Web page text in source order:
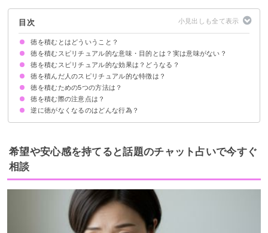
目次
徳を積むとはどういうこと？
陰徳：人知れず行う善行
陽徳：人に感謝・認知される善行
徳を積むスピリチュアル的な意味・目的とは？実は意味がない？
①カルマの解消
②自分の心の満足を目指す
③徳が切れないようにする
④本当の幸せを手に入れる
徳を積むスピリチュアル的な効果は？どうなる？
人気が出る
開運につながる生活が送れる
オーラが高まる
霊格が上昇する
来世にもかかわりがある
徳を積んだ人のスピリチュアル的な特徴は？
美男美女で人相が良い
ポジティブな考え方ができる
自分の考えだけでなく周りの意見も尊重できる
感謝の気持ちが常にある
責任感がある
徳を積むための5つの方法は？
①掃除をしたり他人のために行動する
②他人に物をあげる
③常に穏やかな雰囲気でいることを心がける
④他者や世の幸せを願う
⑤他人の相談に乗る
徳を積む際の注意点は？
自己犠牲は払わないようにする
見返りは求めないようにする
「無財の七施」を心がける
逆に徳がなくなるのはどんな行為？
希望や安心感を持てると話題のチャット占いで今すぐ
相談